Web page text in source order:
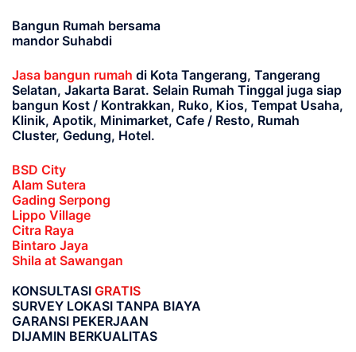
Bangun Rumah bersama
mandor Suhabdi
Jasa bangun rumah di Kota Tangerang, Tangerang
Selatan, Jakarta Barat. Selain Rumah Tinggal juga siap
bangun Kost / Kontrakkan, Ruko, Kios, Tempat Usaha,
Klinik, Apotik, Minimarket, Cafe / Resto, Rumah
Cluster, Gedung, Hotel.
BSD City
Alam Sutera
Gading Serpong
Lippo Village
Citra Raya
Bintaro Jaya
Shila at Sawangan
KONSULTASI GRATIS
SURVEY LOKASI TANPA BIAYA
GARANSI PEKERJAAN
DIJAMIN BERKUALITAS